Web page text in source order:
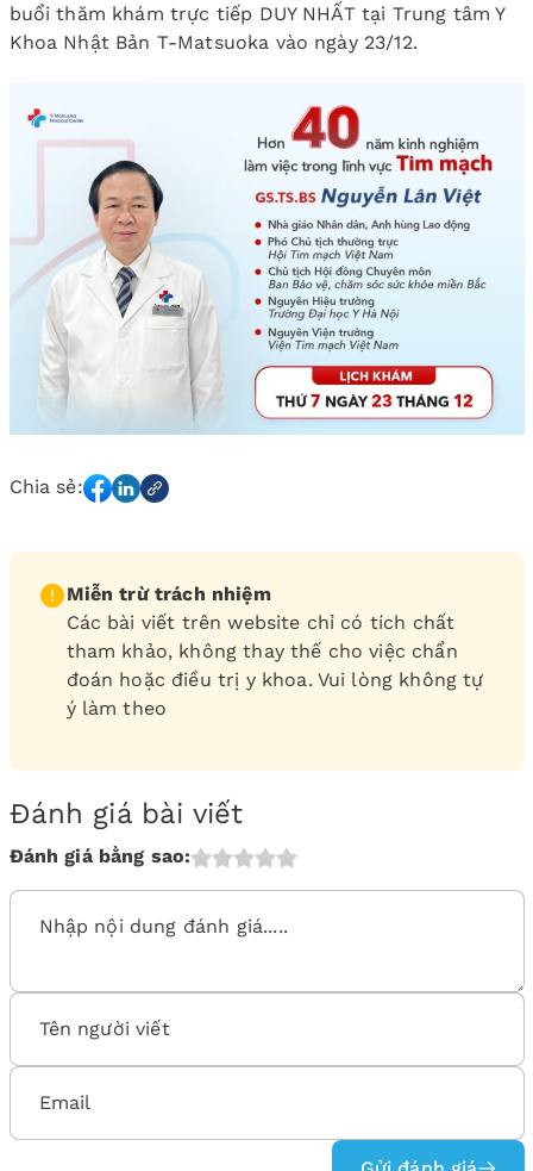
buổi thăm khám trực tiếp DUY NHẤT tại Trung tâm Y
Khoa Nhật Bản T-Matsuoka vào ngày 23/12.
Chia sẻ:
Miễn trừ trách nhiệm
Các bài viết trên website chỉ có tích chất
tham khảo, không thay thế cho việc chẩn
đoán hoặc điều trị y khoa. Vui lòng không tự
ý làm theo
Đánh giá bài viết
Đánh giá bằng sao: